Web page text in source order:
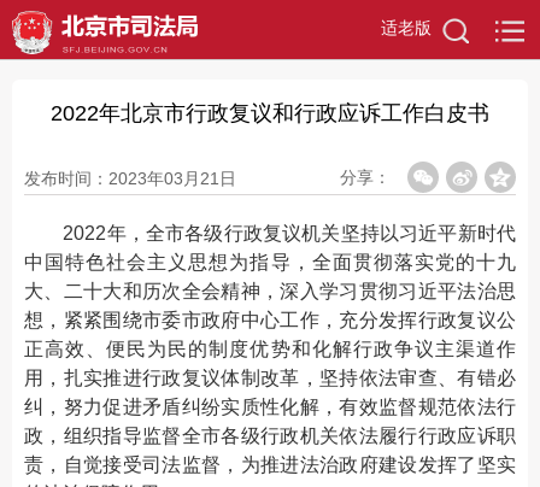
适老版
2022年北京市行政复议和行政应诉工作白皮书
发布时间：2023年03月21日 分享：
2022年，全市各级行政复议机关坚持以习近平新时代
中国特色社会主义思想为指导，全面贯彻落实党的十九
大、二十大和历次全会精神，深入学习贯彻习近平法治思
想，紧紧围绕市委市政府中心工作，充分发挥行政复议公
正高效、便民为民的制度优势和化解行政争议主渠道作
用，扎实推进行政复议体制改革，坚持依法审查、有错必
纠，努力促进矛盾纠纷实质性化解，有效监督规范依法行
政，组织指导监督全市各级行政机关依法履行行政应诉职
责，自觉接受司法监督，为推进法治政府建设发挥了坚实